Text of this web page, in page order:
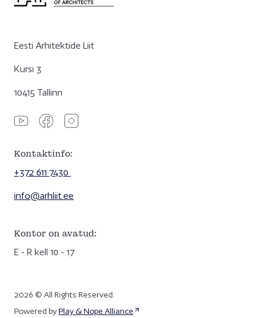
Eesti Arhitektide Liit
Kursi 3
10415 Tallinn
Kontaktinfo:
+372 611 7430
info@arhliit.ee
Kontor on avatud:
E - R kell 10 - 17
2026 © All Rights Reserved.
Powered byPlay & Nope Alliance